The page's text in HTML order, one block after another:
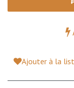
Ajouter à la